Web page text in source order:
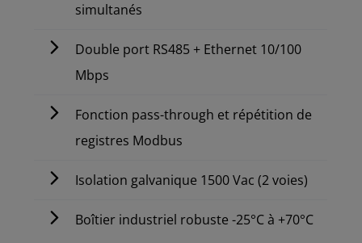
simultanés
Double port RS485 + Ethernet 10/100
Mbps
Fonction pass-through et répétition de
registres Modbus
Isolation galvanique 1500 Vac (2 voies)
Boîtier industriel robuste -25°C à +70°C